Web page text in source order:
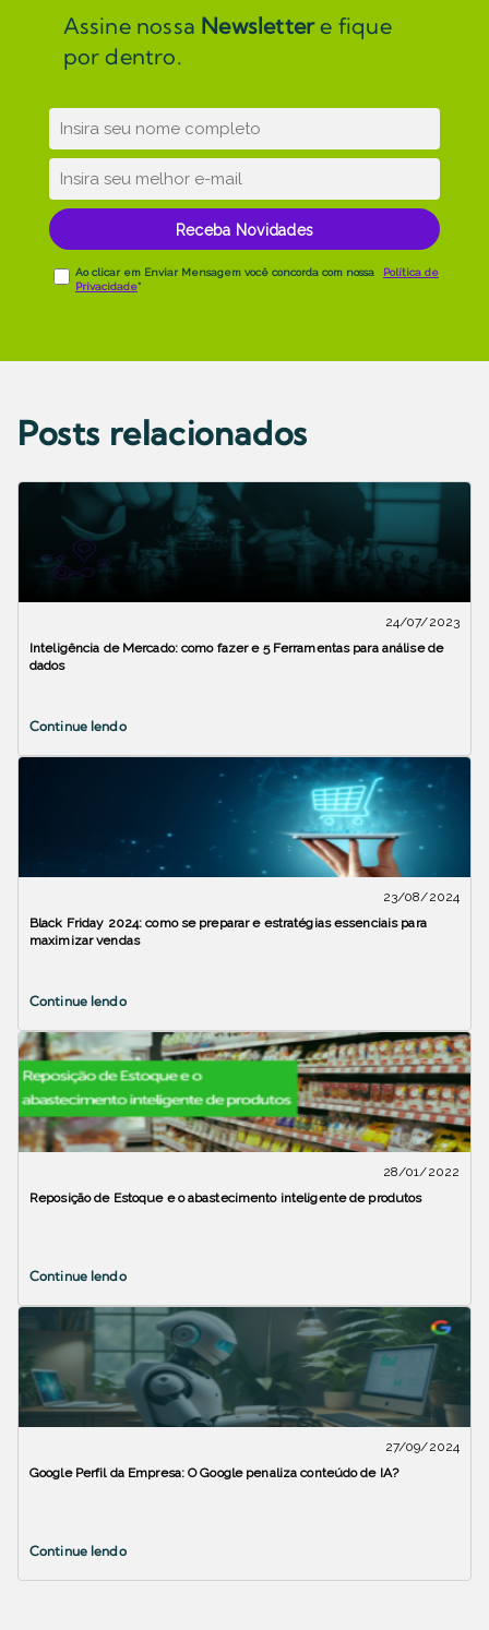
Assine nossa Newslettere fique
por dentro.
Posts relacionados
24/07/2023
Inteligência de Mercado: como fazer e 5 Ferramentas para análise de
dados
Continue lendo
23/08/2024
Black Friday 2024: como se preparar e estratégias essenciais para
maximizar vendas
Continue lendo
28/01/2022
Reposição de Estoque e o abastecimento inteligente de produtos
Continue lendo
27/09/2024
Google Perfil da Empresa: O Google penaliza conteúdo de IA?
Continue lendo